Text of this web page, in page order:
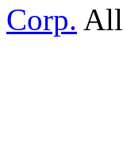
Corp. All